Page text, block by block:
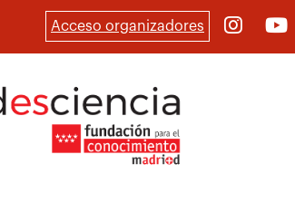
Acceso organizadores